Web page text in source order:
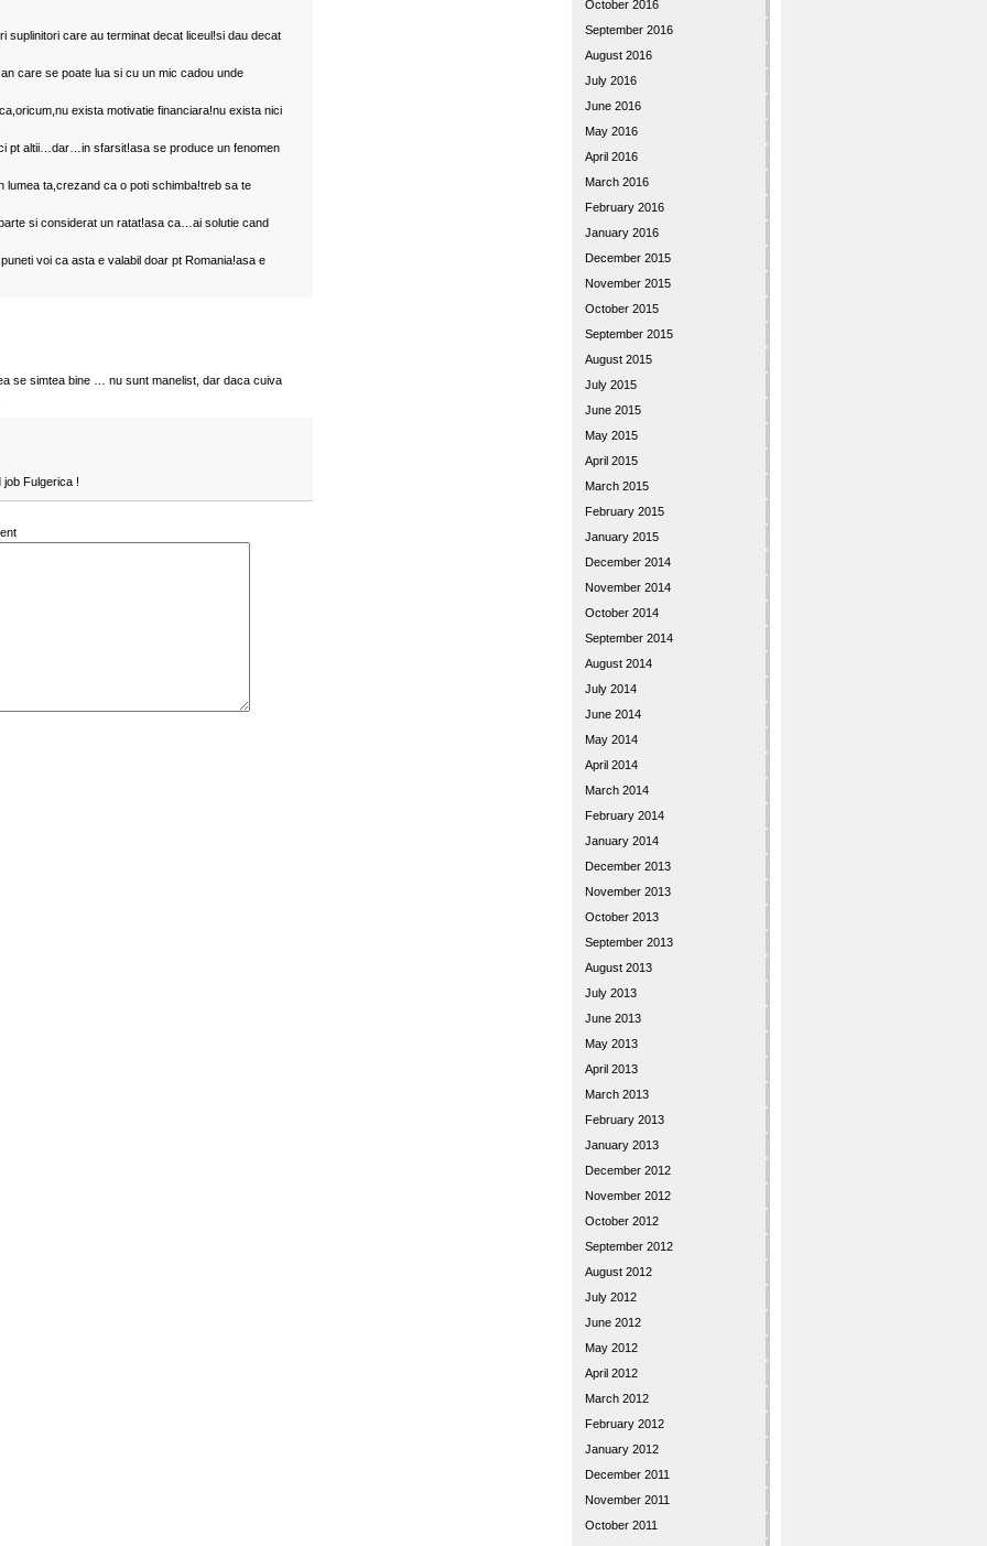
suplinitori care au terminat decat liceul!si dau decat
care se poate lua si cu un mic cadou unde
exista motivatie financiara!nu exista nici
pt altii…dar…in sfarsit!asa se produce un fenomen
lumea ta,crezand ca o poti schimba!treb sa te
si considerat un ratat!asa ca…ai solutie cand
voi ca asta e valabil doar pt Romania!asa e
se simtea bine … nu sunt manelist, dar daca cuiva
job Fulgerica !
October 2016
September 2016
August 2016
July 2016
June 2016
May 2016
April 2016
March 2016
February 2016
January 2016
December 2015
November 2015
October 2015
September 2015
August 2015
July 2015
June 2015
May 2015
April 2015
March 2015
February 2015
January 2015
December 2014
November 2014
October 2014
September 2014
August 2014
July 2014
June 2014
May 2014
April 2014
March 2014
February 2014
January 2014
December 2013
November 2013
October 2013
September 2013
August 2013
July 2013
June 2013
May 2013
April 2013
March 2013
February 2013
January 2013
December 2012
November 2012
October 2012
September 2012
August 2012
July 2012
June 2012
May 2012
April 2012
March 2012
February 2012
January 2012
December 2011
November 2011
October 2011